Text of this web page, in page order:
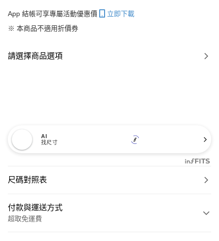
App 結帳可享專屬活動優惠價
立即下載
※ 本商品不適用折價券
請選擇商品選項
AI
找尺寸
尺碼對照表
付款與運送方式
超取免運費